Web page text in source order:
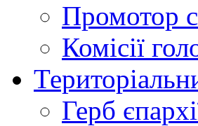
Промотор
Комісії
Герб